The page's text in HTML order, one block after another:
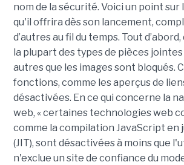
nom de la sécurité. Voici un point
qu'il offrira dès son lancement,
d’autres au fil du temps. Tout
la plupart des types de pièces
autres que les images sont bloqués.
fonctions, comme les aperçus de
désactivées. En ce qui concerne la
web, « certaines technologies web
comme la compilation JavaScript en
(JIT), sont désactivées à moins que
n'exclue un site de confiance du